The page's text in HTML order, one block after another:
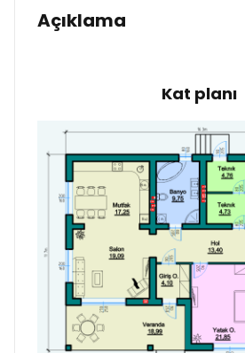
Açıklama
Kat planı